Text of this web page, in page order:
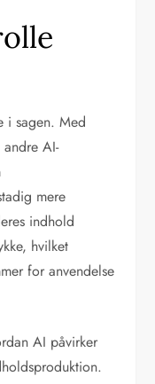
i sagen. Med
AI-
mere
indhold
hvilket
for anvendelse
AI påvirker